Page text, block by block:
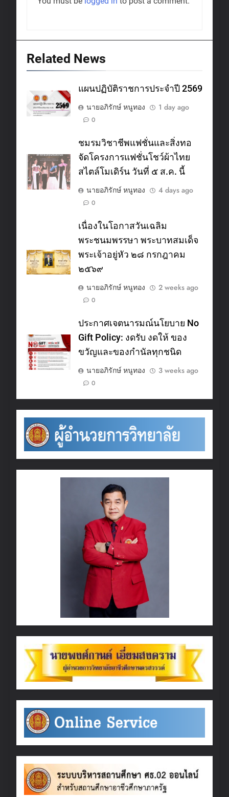
Related News
แผนปฏิบัติราชการประจำปี 2569
นายอภิรักษ์ หนูทอง
1 day ago
0
ชมรมวิชาชีพแฟชั่นและสิ่งทอ
จัดโครงการแฟชั่นโชว์ผ้าไทย
สไตล์โมเดิร์น วันที่ ๕ ส.ค. นี้
นายอภิรักษ์ หนูทอง
4 days ago
0
เนื่องในโอกาสวันเฉลิม
พระชนมพรรษา พระบาทสมเด็จ
พระเจ้าอยู่หัว ๒๘ กรกฎาคม
๒๕๖๙
นายอภิรักษ์ หนูทอง
2 weeks ago
0
ประกาศเจตนารมณ์นโยบาย No
Gift Policy: งดรับ งดให้ ของ
ขวัญและของกำนัลทุกชนิด
นายอภิรักษ์ หนูทอง
3 weeks ago
0